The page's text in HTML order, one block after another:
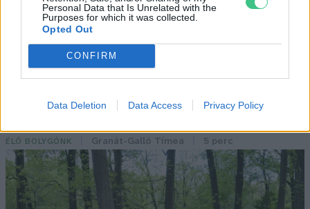
Personal Data that Is Unrelated with the
Purposes for which it was collected.
Opted Out
CONFIRM
Data Deletion Data Access Privacy Policy
Nem csak növényrajongóknak!
– 8 arborétum, amelyet
ÉLŐ BOLYGÓNK Granát-Galló Tímea 5 perc